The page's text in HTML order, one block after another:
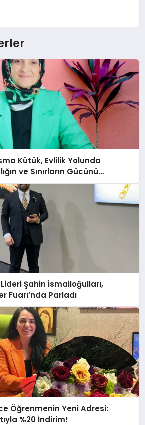
Kütük, Evlilik Yolunda
ve Sınırların Gücünü
Şahin İsmailoğulları,
Parladı ￼
Öğrenmenin Yeni Adresi:
%20 İndirim!